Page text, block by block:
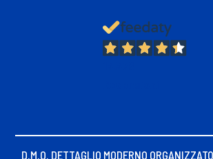
D.M.O. DETTAGLIO MODERNO